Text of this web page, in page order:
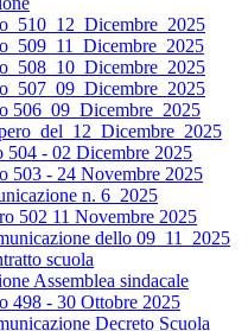
506_09_Dicembre_2025
- 02 Dicembre 2025
503 - 24 Novembre 2025
n. 6_2025
502 11 Novembre 2025
dello 09_11_2025
scuola
Assemblea sindacale
498 - 30 Ottobre 2025
Decreto Scuola